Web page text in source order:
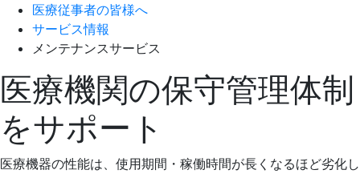
医療従事者の皆様へ
サービス情報
メンテナンスサービス
医療機関の保守管理体制
をサポート
医療機器の性能は、使用期間・稼働時間が長くなるほど劣化し